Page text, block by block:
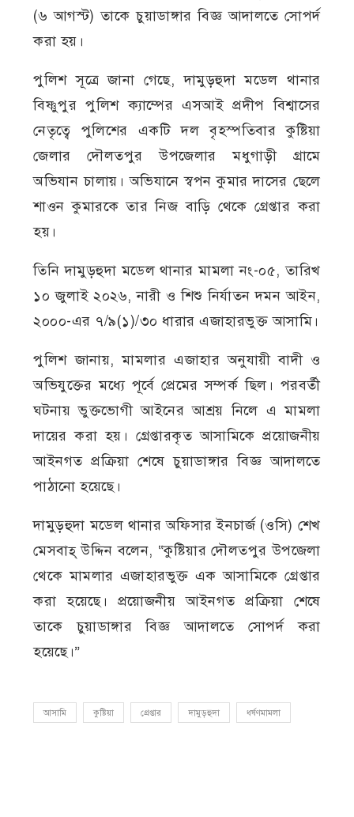
(৬ আগস্ট) তাকে চুয়াডাঙ্গার বিজ্ঞ আদালতে সোপর্দ
করা হয়।
পুলিশ সূত্রে জানা গেছে, দামুড়হুদা মডেল থানার
বিষ্ণুপুর পুলিশ ক্যাম্পের এসআই প্রদীপ বিশ্বাসের
নেতৃত্বে পুলিশের একটি দল বৃহস্পতিবার কুষ্টিয়া
জেলার দৌলতপুর উপজেলার মধুগাড়ী গ্রামে
অভিযান চালায়। অভিযানে স্বপন কুমার দাসের ছেলে
শাওন কুমারকে তার নিজ বাড়ি থেকে গ্রেপ্তার করা
হয়।
তিনি দামুড়হুদা মডেল থানার মামলা নং-০৫, তারিখ
১০ জুলাই ২০২৬, নারী ও শিশু নির্যাতন দমন আইন,
২০০০-এর ৭/৯(১)/৩০ ধারার এজাহারভুক্ত আসামি।
পুলিশ জানায়, মামলার এজাহার অনুযায়ী বাদী ও
অভিযুক্তের মধ্যে পূর্বে প্রেমের সম্পর্ক ছিল। পরবর্তী
ঘটনায় ভুক্তভোগী আইনের আশ্রয় নিলে এ মামলা
দায়ের করা হয়। গ্রেপ্তারকৃত আসামিকে প্রয়োজনীয়
আইনগত প্রক্রিয়া শেষে চুয়াডাঙ্গার বিজ্ঞ আদালতে
পাঠানো হয়েছে।
দামুড়হুদা মডেল থানার অফিসার ইনচার্জ (ওসি) শেখ
মেসবাহ্ উদ্দিন বলেন, “কুষ্টিয়ার দৌলতপুর উপজেলা
থেকে মামলার এজাহারভুক্ত এক আসামিকে গ্রেপ্তার
করা হয়েছে। প্রয়োজনীয় আইনগত প্রক্রিয়া শেষে
তাকে চুয়াডাঙ্গার বিজ্ঞ আদালতে সোপর্দ করা
হয়েছে।”
আসামি কুষ্টিয়া গ্রেপ্তার দামুড়হুদা ধর্ষণমামলা